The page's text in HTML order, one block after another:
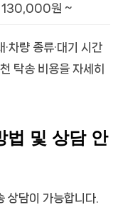
130,000원 ~
차량 종류·대기 시간
탁송 비용을 자세히
법 및 상담 안
상담이 가능합니다.